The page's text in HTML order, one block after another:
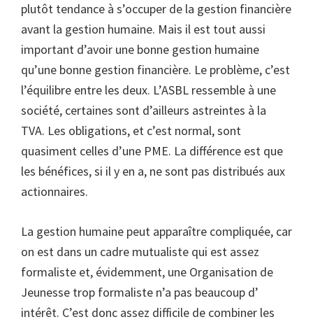
plutôt tendance à s’occuper de la gestion financière
avant la gestion humaine. Mais il est tout aussi
important d’avoir une bonne gestion humaine
qu’une bonne gestion financière. Le problème, c’est
l’équilibre entre les deux. L’ASBL ressemble à une
société, certaines sont d’ailleurs astreintes à la
TVA. Les obligations, et c’est normal, sont
quasiment celles d’une PME. La différence est que
les bénéfices, si il y en a, ne sont pas distribués aux
actionnaires.
La gestion humaine peut apparaître compliquée, car
on est dans un cadre mutualiste qui est assez
formaliste et, évidemment, une Organisation de
Jeunesse trop formaliste n’a pas beaucoup d’
intérêt. C’est donc assez difficile de combiner les